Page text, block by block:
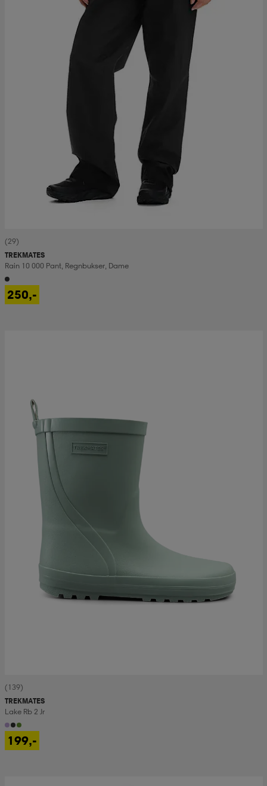
(29)
TREKMATES
Rain 10 000 Pant, Regnbukser, Dame
250,-
(139)
TREKMATES
Lake Rb 2 Jr
199,-